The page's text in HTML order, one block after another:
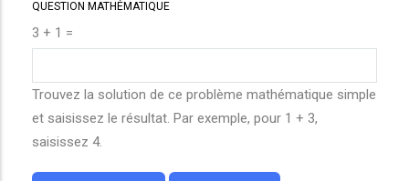
QUESTION MATHÉMATIQUE
3 + 1 =
Trouvez la solution de ce problème mathématique simple
et saisissez le résultat. Par exemple, pour 1 + 3,
saisissez 4.